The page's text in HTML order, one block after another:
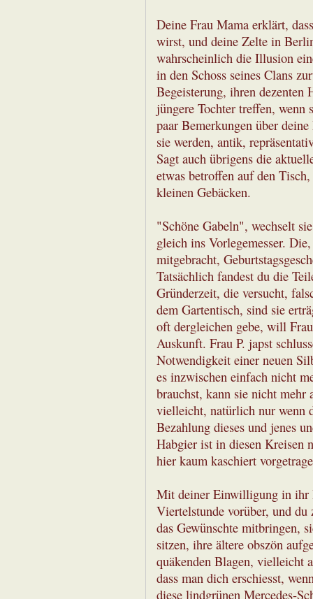
Deine Frau Mama erklärt,
wirst, und deine Zelte in
wahrscheinlich die Illusion
in den Schoss seines Clans
Begeisterung, ihren dezenten
jüngere Tochter treffen,
paar Bemerkungen über
sie werden, antik,
Sagt auch übrigens die
etwas betroffen auf den
kleinen Gebäcken.
"Schöne Gabeln", wechselt
gleich ins Vorlegemesser.
mitgebracht,
Tatsächlich fandest du die
Gründerzeit, die versucht,
dem Gartentisch, sind sie
oft dergleichen gebe, will
Auskunft. Frau P. japst
Notwendigkeit einer neuen
es inzwischen einfach nicht
brauchst, kann sie nicht
vielleicht, natürlich nur wenn
Bezahlung dieses und jenes
Habgier ist in diesen Kreisen
hier kaum kaschiert
Mit deiner Einwilligung in ihr
Viertelstunde vorüber, und
das Gewünschte mitbringen,
sitzen, ihre ältere obszön
quäkenden Blagen, vielleicht
dass man dich erschiesst,
diese lindgrünen Mercedes-